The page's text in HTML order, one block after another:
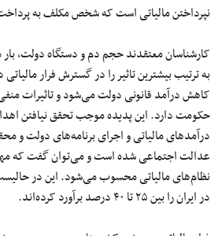
نپرداختن مالیاتی است که شخص مکلف به
کارشناسان معتقدند حجم دم و دستگاه دولت،
به ترتیب بیشترین تاثیر را در گسترش فرار
کاهش درآمد قانونی دولتمی‌شودوتاثیرات
حکومت دارد. این پدیده موجب تحقق نیافتن
درآمدهای مالیاتی و اجرایبرنامه‌هایدولت و
عدالت اجتماعی شده است ومی‌توانگفت که
نظام‌هایمالیاتی محسوبمی‌شود. این در
در ایرانرابین۲۵تا ۴۰درصد برآوردکرده‌اند.